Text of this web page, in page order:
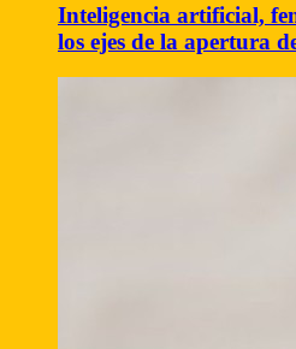
Inteligencia artificial,
los ejes de la apertura